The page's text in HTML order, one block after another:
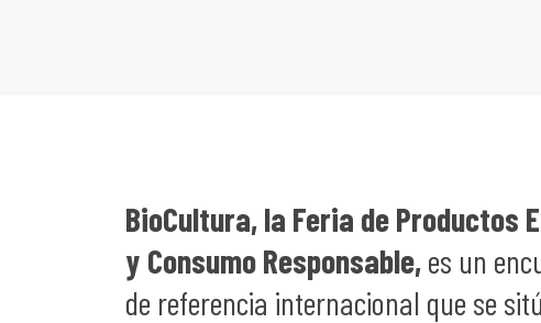
BioCultura, la Feria de Productos
y Consumo Responsable,es un
de referencia internacional que se